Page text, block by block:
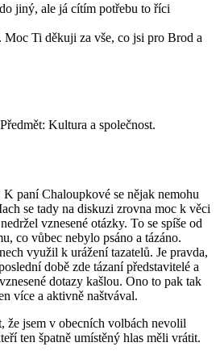
jiný, ale já cítím potřebu to říci
Ti děkuji za vše, co jsi pro Brod a
Předmět: Kultura a společnost.
paní Chaloupkové se nějak nemohu
se tady na diskuzi zrovna moc k věci
vznesené otázky. To se spíše od
co vůbec nebylo psáno a tázáno.
využil k urážení tazatelů. Je pravda,
době zde tázaní představitelé a
dotazy kašlou. Ono to pak tak
více a aktivně naštvával.
že jsem v obecních volbách nevolil
ten špatně umístěný hlas měli vrátit.